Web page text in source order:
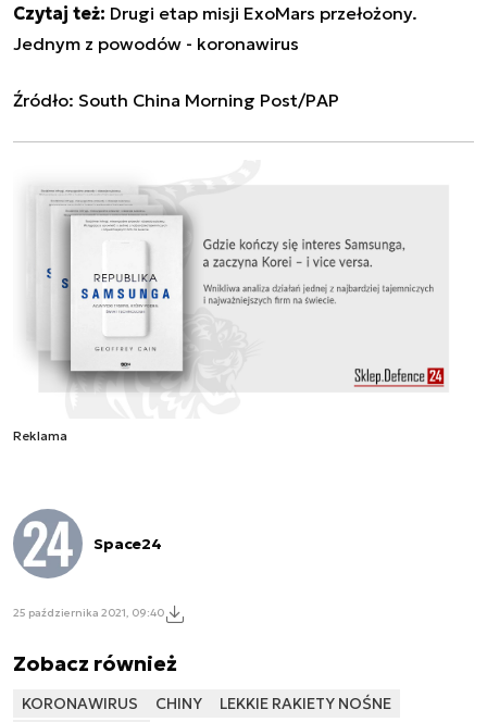
Czytaj też: Drugi etap misji ExoMars przełożony.
Jednym z powodów - koronawirus
Źródło: South China Morning Post/PAP
Reklama
Space24
25 października 2021, 09:40
Zobacz również
KORONAWIRUS CHINY
LEKKIE RAKIETY NOŚNE